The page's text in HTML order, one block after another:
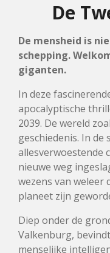
De
De mensheid is
schepping.
giganten.
In deze
apocalyptische
2039. De wereld
geschiedenis. In de
allesverwoestende
nieuwe weg
wezens van weleer
planeet zijn
Diep onder de
Valkenburg,
menselijke